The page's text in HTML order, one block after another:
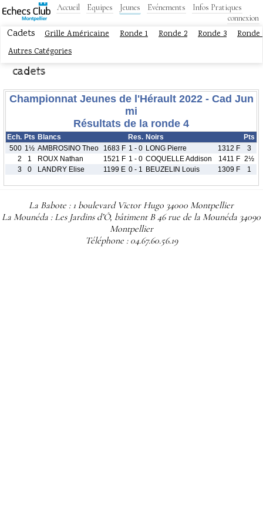
Accueil Equipes Jeunes Evénements
Infos Pratiques
connexion
Cadets Grille Américaine Ronde 1 Ronde 2 Ronde 3
Ronde
Autres Catégories
cadets
Championnat Jeunes de l'Hérault 2022 - Cad Jun
mi
Résultats de la ronde 4
Ech. Pts Blancs Res. Noirs
Pts
500 1½ AMBROSINO Theo 1683 F 1 - 0 LONG Pierre 1312 F
3
2
1 ROUX Nathan 1521 F 1 - 0 COQUELLE Addison 1411 F 2½
3
0 LANDRY Elise 1199 E 0 - 1 BEUZELIN Louis 1309 F 1
La Babote : 1 boulevard Victor Hugo 34000 Montpellier
La Mounéda : Les Jardins d’Ô, bâtiment B 46 rue de la Mounéda 34090
Montpellier
Téléphone : 04.67.60.56.19